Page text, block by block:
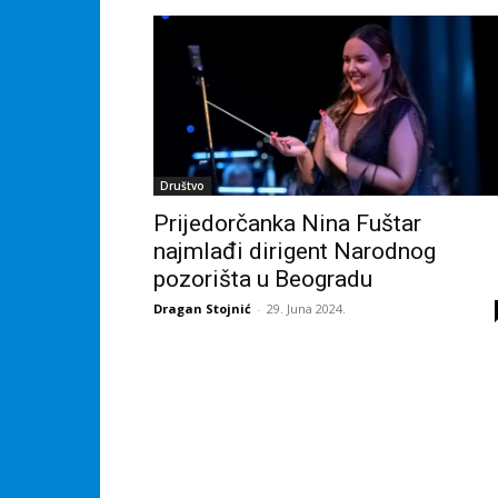
Društvo
Prijedorčanka Nina Fuštar
najmlađi dirigent Narodnog
pozorišta u Beogradu
Dragan Stojnić - 29. Juna 2024.